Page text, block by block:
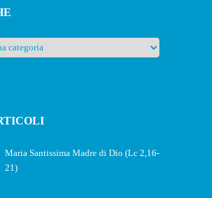
Maria Santissima Madre di Dio (Lc 2,16-
21)